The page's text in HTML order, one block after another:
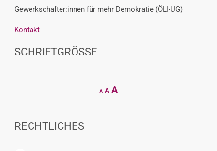
Gewerkschafter:innen für mehr Demokratie (ÖLI-UG)
Kontakt
SCHRIFTGRÖSSE
A
Decrease
font
A Reset
AIncrease
RECHTLICHES